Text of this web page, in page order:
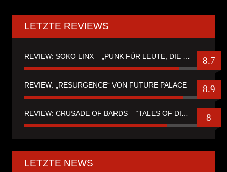
LETZTE REVIEWS
REVIEW: SOKO LINX – „PUNK FÜR LEUTE, DIE PUNK HASZEN“ 8.7
REVIEW: „RESURGENCE“ VON FUTURE PALACE 8.9
8
LETZTE NEWS